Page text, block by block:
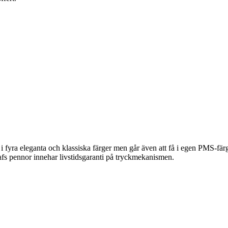
eleganta och klassiska färger men går även att få i egen PMS-
pennor innehar livstidsgaranti på tryckmekanismen.